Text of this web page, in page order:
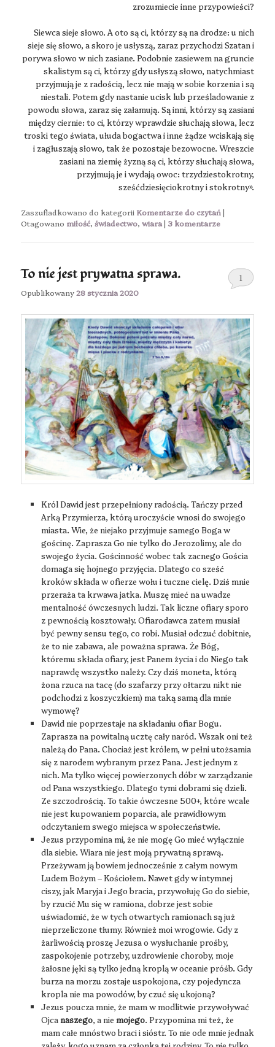
zrozumiecie inne przypowieści?
Siewca sieje słowo. A oto są ci, którzy są na drodze: u nich
sieje się słowo, a skoro je usłyszą, zaraz przychodzi Szatan i
porywa słowo w nich zasiane. Podobnie zasiewem na gruncie
skalistym są ci, którzy gdy usłyszą słowo, natychmiast
przyjmują je z radością, lecz nie mają w sobie korzenia i są
niestali. Potem gdy nastanie ucisk lub prześladowanie z
powodu słowa, zaraz się załamują. Są inni, którzy są zasiani
między ciernie: to ci, którzy wprawdzie słuchają słowa, lecz
troski tego świata, ułuda bogactwa i inne żądze wciskają się
i zagłuszają słowo, tak że pozostaje bezowocne. Wreszcie
zasiani na ziemię żyzną są ci, którzy słuchają słowa,
przyjmują je i wydają owoc: trzydziestokrotny,
sześćdziesięciokrotny i stokrotny».
Zaszufladkowano do kategorii Komentarze do czytań|
Otagowano miłość,świadectwo,wiara| 3 komentarze
To nie jest prywatna sprawa.
Opublikowany28 stycznia 2020
1
Król Dawid jest przepełniony radością. Tańczy przed
Arką Przymierza, którą uroczyście wnosi do swojego
miasta. Wie, że niejako przyjmuje samego Boga w
gościnę. Zaprasza Go nie tylko do Jerozolimy, ale do
swojego życia. Gościnność wobec tak zacnego Gościa
domaga się hojnego przyjęcia. Dlatego co sześć
kroków składa w ofierze wołu i tuczne cielę. Dziś mnie
przeraża ta krwawa jatka. Muszę mieć na uwadze
mentalność ówczesnych ludzi. Tak liczne ofiary sporo
z pewnością kosztowały. Ofiarodawca zatem musiał
być pewny sensu tego, co robi. Musiał odczuć dobitnie,
że to nie zabawa, ale poważna sprawa. Że Bóg,
któremu składa ofiary, jest Panem życia i do Niego tak
naprawdę wszystko należy. Czy dziś moneta, którą
żona rzuca na tacę (do szafarzy przy ołtarzu nikt nie
podchodzi z koszyczkiem) ma taką samą dla mnie
wymowę?
Dawid nie poprzestaje na składaniu ofiar Bogu.
Zaprasza na powitalną ucztę cały naród. Wszak oni też
należą do Pana. Chociaż jest królem, w pełni utożsamia
się z narodem wybranym przez Pana. Jest jednym z
nich. Ma tylko więcej powierzonych dóbr w zarządzanie
od Pana wszystkiego. Dlatego tymi dobrami się dzieli.
Ze szczodrością. To takie ówczesne 500+, które wcale
nie jest kupowaniem poparcia, ale prawidłowym
odczytaniem swego miejsca w społeczeństwie.
Jezus przypomina mi, że nie mogę Go mieć wyłącznie
dla siebie. Wiara nie jest moją prywatną sprawą.
Przeżywam ją bowiem jednocześnie z całym nowym
Ludem Bożym – Kościołem. Nawet gdy w intymnej
ciszy, jak Maryja i Jego bracia, przywołuję Go do siebie,
by rzucić Mu się w ramiona, dobrze jest sobie
uświadomić, że w tych otwartych ramionach są już
nieprzeliczone tłumy. Również moi wrogowie. Gdy z
żarliwością proszę Jezusa o wysłuchanie prośby,
zaspokojenie potrzeby, uzdrowienie choroby, moje
żałosne jęki są tylko jedną kroplą w oceanie próśb. Gdy
burza na morzu zostaje uspokojona, czy pojedyncza
kropla nie ma powodów, by czuć się ukojoną?
Jezus poucza mnie, że mam w modlitwie przywoływać
Ojcanaszego, a nie mojego. Przypomina mi też, że
mam całe mnóstwo braci i sióstr. To nie ode mnie jednak